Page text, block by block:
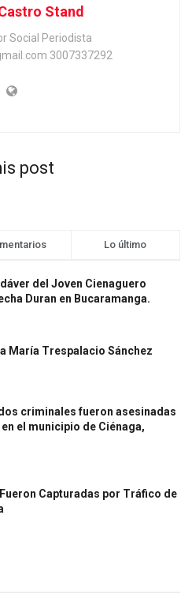
Stand
Social Periodista
3007337292
post
Lo último
del Joven Cienaguero
Duran en Bucaramanga.
María Trespalacio Sánchez
criminales fueron asesinadas
el municipio de Ciénaga,
Capturadas por Tráfico de